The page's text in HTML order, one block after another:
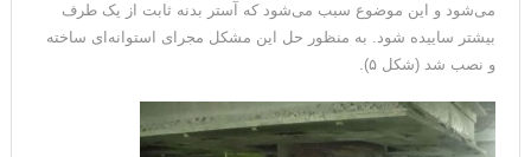
می‌شود و این موضوع سبب می‌شود که آستر بدنه ثابت از یک طرف
بیشتر ساییده شود. به منظور حل این مشکل مجرای استوانه‌ای ساخته
و نصب شد (شکل ۵).